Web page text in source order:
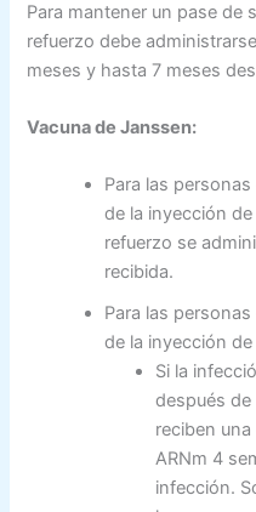
Para mantener un pase de
refuerzo debe
meses y hasta 7 meses
Vacuna de Janssen:
Para las
de la inyección
refuerzo se
recibida.
Para las
de la inyección
Si la
después
reciben
ARNm 4
infección.